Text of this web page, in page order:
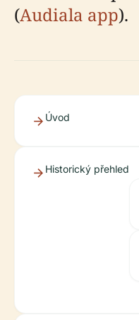
(Audiala app).
Úvod
Historický přehled